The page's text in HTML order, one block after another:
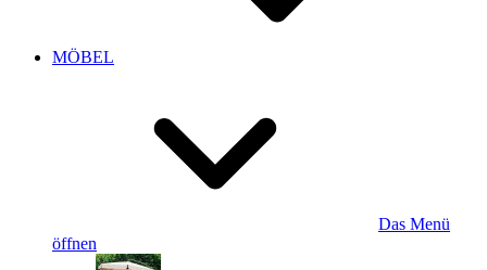
MÖBEL
Das Menü
öffnen